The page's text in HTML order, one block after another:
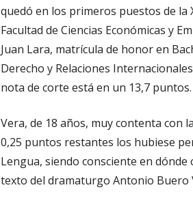
quedó en los primeros puestos de la
Facultad de Ciencias Económicas y
Juan Lara, matrícula de honor en
Derecho y Relaciones
nota de corte está en un 13,7 puntos.
Vera, de 18 años, muy contenta con
0,25 puntos restantes los hubiese
Lengua, siendo consciente en
texto del dramaturgo Antonio Buero